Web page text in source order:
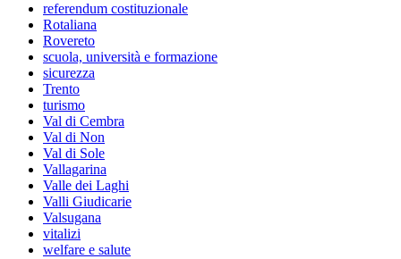
referendum costituzionale
Rotaliana
Rovereto
scuola, università e formazione
sicurezza
Trento
turismo
Val di Cembra
Val di Non
Val di Sole
Vallagarina
Valle dei Laghi
Valli Giudicarie
Valsugana
vitalizi
welfare e salute